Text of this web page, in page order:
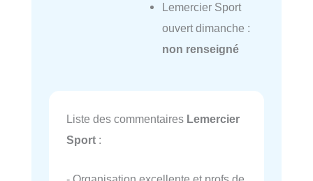
Lemercier Sport
ouvert dimanche :
non renseigné
Liste des commentaires Lemercier
Sport :